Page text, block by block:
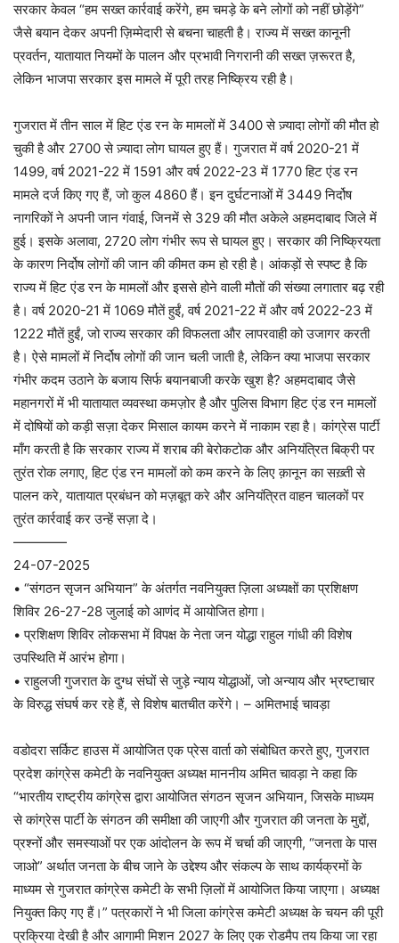
सरकार केवल “हम सख्त कार्रवाई करेंगे, हम चमड़े के बने लोगों को नहीं छोड़ेंगे”
जैसे बयान देकर अपनी ज़िम्मेदारी से बचना चाहती है। राज्य में सख्त कानूनी
प्रवर्तन, यातायात नियमों के पालन और प्रभावी निगरानी की सख्त ज़रूरत है,
लेकिन भाजपा सरकार इस मामले में पूरी तरह निष्क्रिय रही है।
गुजरात में तीन साल में हिट एंड रन के मामलों में 3400 से ज़्यादा लोगों की मौत हो
चुकी है और 2700 से ज़्यादा लोग घायल हुए हैं। गुजरात में वर्ष 2020-21 में
1499, वर्ष 2021-22 में 1591 और वर्ष 2022-23 में 1770 हिट एंड रन
मामले दर्ज किए गए हैं, जो कुल 4860 हैं। इन दुर्घटनाओं में 3449 निर्दोष
नागरिकों ने अपनी जान गंवाई, जिनमें से 329 की मौत अकेले अहमदाबाद जिले में
हुई। इसके अलावा, 2720 लोग गंभीर रूप से घायल हुए। सरकार की निष्क्रियता
के कारण निर्दोष लोगों की जान की कीमत कम हो रही है। आंकड़ों से स्पष्ट है कि
राज्य में हिट एंड रन के मामलों और इससे होने वाली मौतों की संख्या लगातार बढ़ रही
है। वर्ष 2020-21 में 1069 मौतें हुईं, वर्ष 2021-22 में और वर्ष 2022-23 में
1222 मौतें हुईं, जो राज्य सरकार की विफलता और लापरवाही को उजागर करती
है। ऐसे मामलों में निर्दोष लोगों की जान चली जाती है, लेकिन क्या भाजपा सरकार
गंभीर कदम उठाने के बजाय सिर्फ बयानबाजी करके खुश है? अहमदाबाद जैसे
महानगरों में भी यातायात व्यवस्था कमज़ोर है और पुलिस विभाग हिट एंड रन मामलों
में दोषियों को कड़ी सज़ा देकर मिसाल कायम करने में नाकाम रहा है। कांग्रेस पार्टी
माँग करती है कि सरकार राज्य में शराब की बेरोकटोक और अनियंत्रित बिक्री पर
तुरंत रोक लगाए, हिट एंड रन मामलों को कम करने के लिए क़ानून का सख़्ती से
पालन करे, यातायात प्रबंधन को मज़बूत करे और अनियंत्रित वाहन चालकों पर
तुरंत कार्रवाई कर उन्हें सज़ा दे।
————
24-07-2025
• “संगठन सृजन अभियान” के अंतर्गत नवनियुक्त ज़िला अध्यक्षों का प्रशिक्षण
शिविर 26-27-28 जुलाई को आणंद में आयोजित होगा।
• प्रशिक्षण शिविर लोकसभा में विपक्ष के नेता जन योद्धा राहुल गांधी की विशेष
उपस्थिति में आरंभ होगा।
• राहुलजी गुजरात के दुग्ध संघों से जुड़े न्याय योद्धाओं, जो अन्याय और भ्रष्टाचार
के विरुद्ध संघर्ष कर रहे हैं, से विशेष बातचीत करेंगे। – अमितभाई चावड़ा
वडोदरा सर्किट हाउस में आयोजित एक प्रेस वार्ता को संबोधित करते हुए, गुजरात
प्रदेश कांग्रेस कमेटी के नवनियुक्त अध्यक्ष माननीय अमित चावड़ा ने कहा कि
“भारतीय राष्ट्रीय कांग्रेस द्वारा आयोजित संगठन सृजन अभियान, जिसके माध्यम
से कांग्रेस पार्टी के संगठन की समीक्षा की जाएगी और गुजरात की जनता के मुद्दों,
प्रश्नों और समस्याओं पर एक आंदोलन के रूप में चर्चा की जाएगी, “जनता के पास
जाओ” अर्थात जनता के बीच जाने के उद्देश्य और संकल्प के साथ कार्यक्रमों के
माध्यम से गुजरात कांग्रेस कमेटी के सभी ज़िलों में आयोजित किया जाएगा। अध्यक्ष
नियुक्त किए गए हैं।” पत्रकारों ने भी जिला कांग्रेस कमेटी अध्यक्ष के चयन की पूरी
प्रक्रिया देखी है और आगामी मिशन 2027 के लिए एक रोडमैप तय किया जा रहा